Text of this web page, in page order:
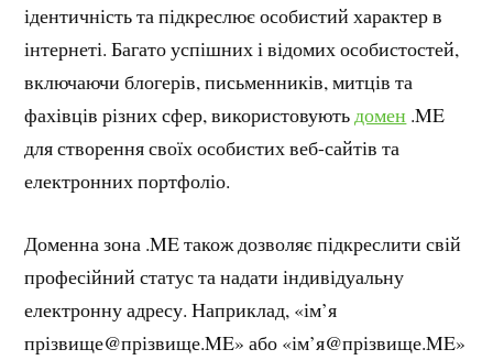
ідентичність та підкреслює особистий характер в
інтернеті. Багато успішних і відомих особистостей,
включаючи блогерів, письменників, митців та
фахівців різних сфер, використовуютьдомен .ME
для створення своїх особистих веб-сайтів та
електронних портфоліо.
Доменна зона .ME також дозволяє підкреслити свій
професійний статус та надати індивідуальну
електронну адресу. Наприклад, «ім’я
прізвище@прізвище.ME» або «ім’я@прізвище.ME»